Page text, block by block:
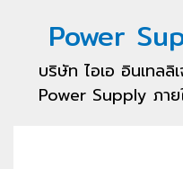
Power
บริษัท ไอเอ อินเทล
Power Supply ภา